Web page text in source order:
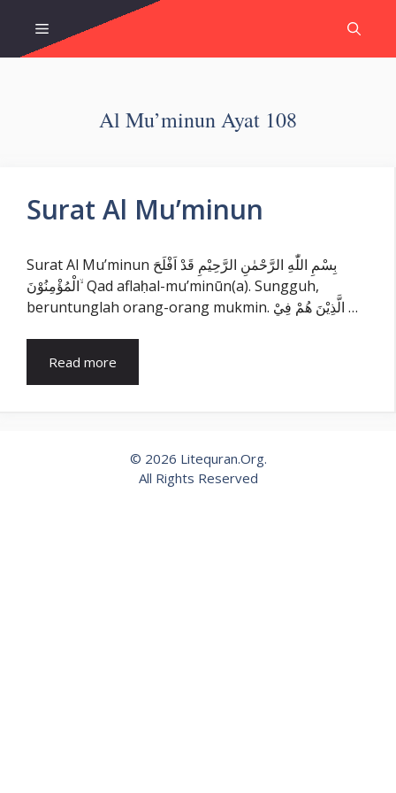
content
Menu
Al Mu’minun Ayat 108
Surat Al Mu’minun
Surat Al Mu’minun بِسْمِ اللّٰهِ الرَّحْمٰنِ الرَّحِيْمِ قَدْ اَفْلَحَ
الْمُؤْمِنُوْنَ ۙ Qad aflaḥal-mu’minūn(a). Sungguh,
beruntunglah orang-orang mukmin. الَّذِيْنَ هُمْ فِيْ …
Read more
© 2026 Litequran.Org.
All Rights Reserved